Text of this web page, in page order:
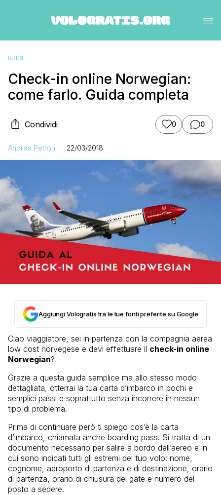
GUIDE
Check-in online Norwegian:
come farlo. Guida completa
Condividi 0 0
Andrea Petroni 22/03/2018
Aggiungi Vologratis tra le tue fonti preferite su Google
Ciao viaggiatore, sei in partenza con la compagnia aerea
low cost norvegese e devi effettuare il check-in online
Norwegian?
Grazie a questa guida semplice ma allo stesso modo
dettagliata, otterrai la tua carta d’imbarco in pochi e
semplici passi e soprattutto senza incorrere in nessun
tipo di problema.
Prima di continuare però ti spiego cos’è la carta
d’imbarco, chiamata anche boarding pass. Si tratta di un
documento necessario per salire a bordo dell’aereo e in
cui sono indicati tutti gli estremi del tuo volo: nome,
cognome, aeroporto di partenza e di destinazione, orario
di partenza, orario di chiusura del gate e numero del
posto a sedere.